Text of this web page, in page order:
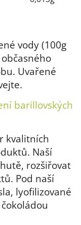
vody (100g
Uvařené
barillovských
kvalitních
Naší
rozšiřovat
Pod naší
lyofilizované